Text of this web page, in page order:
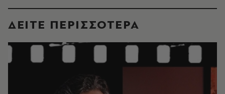
ΔΕΙΤΕ ΠΕΡΙΣΣΟΤΕΡΑ